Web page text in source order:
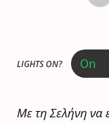
LIGHTS ON?
Με τη Σελήνη να